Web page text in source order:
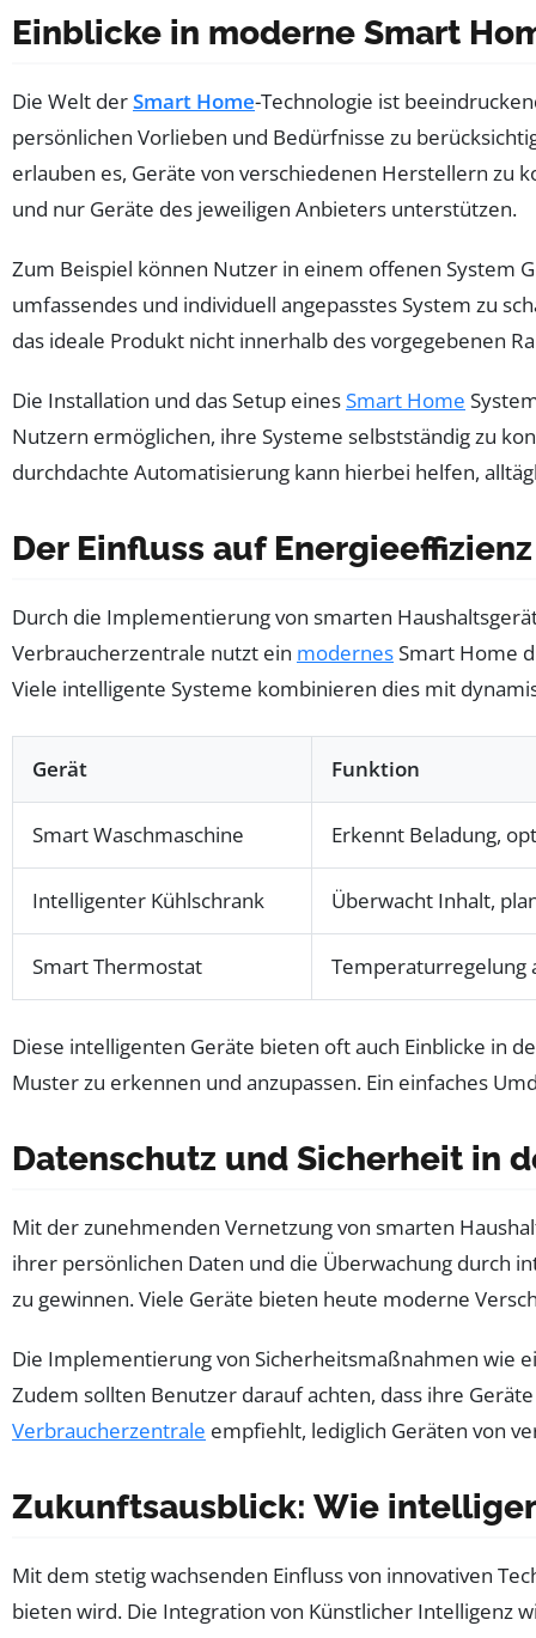
Einblicke in moderne Smart
Die Welt derSmart Home-Technologie ist
persönlichen Vorlieben und Bedürfnisse zu
erlauben es, Geräte von verschiedenen Herstellern zu
und nur Geräte des jeweiligen Anbieters unterstützen.
Zum Beispiel können Nutzer in einem offenen System
umfassendes und individuell angepasstes System zu
das ideale Produkt nicht innerhalb des vorgegebenen
Die Installation und das Setup einesSmart Home
Nutzern ermöglichen, ihre Systeme selbstständig zu
durchdachte Automatisierung kann hierbei helfen,
Der Einfluss auf
Durch die Implementierung von smarten
Verbraucherzentrale nutzt ein modernesSmart Home
Viele intelligente Systeme kombinieren dies mit
Gerät Funktion
Smart Waschmaschine Erkennt Beladung,
Intelligenter Kühlschrank Überwacht Inhalt,
Smart Thermostat Temperaturregelung
Diese intelligenten Geräte bieten oft auch Einblicke in
Muster zu erkennen und anzupassen. Ein einfaches
Datenschutz und Sicherheit in
Mit der zunehmenden Vernetzung von smarten
ihrer persönlichen Daten und die Überwachung durch
zu gewinnen. Viele Geräte bieten heute moderne
Die Implementierung von Sicherheitsmaßnahmen wie
Zudem sollten Benutzer darauf achten, dass ihre
Verbraucherzentrale empfiehlt, lediglich Geräten von
Zukunftsausblick: Wie
Mit dem stetig wachsenden Einfluss von innovativen
bieten wird. Die Integration von Künstlicher Intelligenz